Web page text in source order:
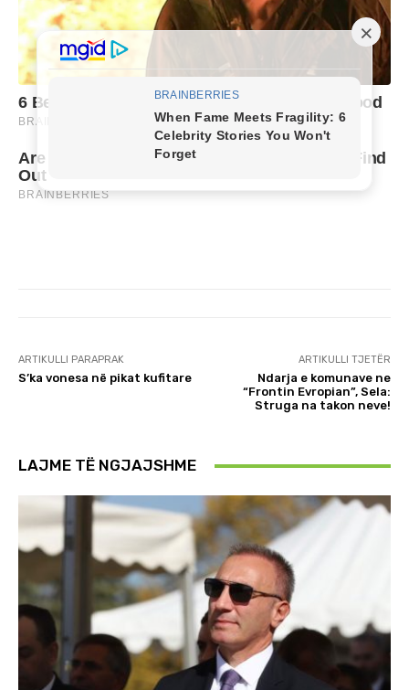
ARTIKULLI PARAPRAK
S’ka vonesa në pikat kufitare
ARTIKULLI TJETËR
Ndarja e komunave ne
“Frontin Evropian”, Sela:
Struga na takon neve!
LAJME TË NGJAJSHME